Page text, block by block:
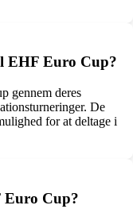
EHF Euro Cup?
gennem deres
De
for at deltage i
Euro Cup?